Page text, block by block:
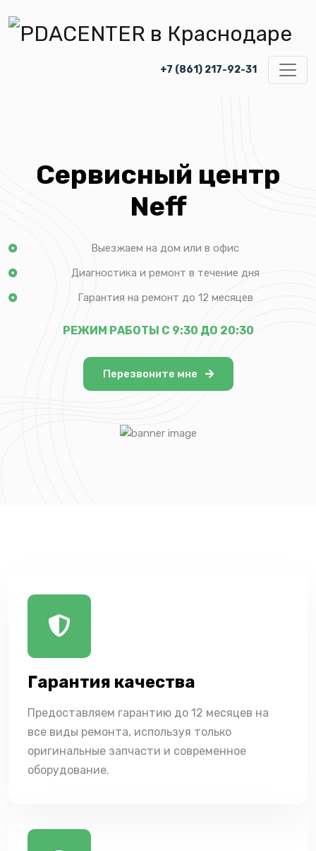
+7 (861) 217-92-31
Сервисный центр
Neff
Выезжаем на дом или в офис
Диагностика и ремонт в течение дня
Гарантия на ремонт до 12 месяцев
РЕЖИМ РАБОТЫ С 9:30 ДО 20:30
Перезвоните мне
Гарантия качества
Предоставляем гарантию до 12 месяцев на
все виды ремонта, используя только
оригинальные запчасти и современное
оборудование.